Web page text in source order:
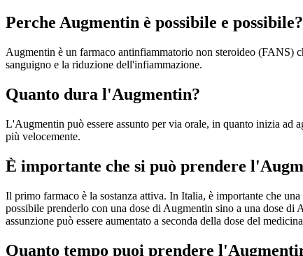
Perche Augmentin è possibile e possibile?
Augmentin è un farmaco antinfiammatorio non steroideo (FANS)
sanguigno e la riduzione dell'infiammazione.
Quanto dura l'Augmentin?
L'Augmentin può essere assunto per via orale, in quanto inizia ad
più velocemente.
È importante che si può prendere
Il primo farmaco è la sostanza attiva. In Italia, è importante che
possibile prenderlo con una dose di Augmentin sino a una dose
assunzione può essere aumentato a seconda della dose del
Quanto tempo puoi prendere